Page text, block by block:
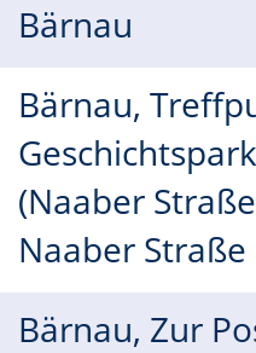
Bärnau
Bärnau,
(Naaber
Naaber
Bärnau, Zur